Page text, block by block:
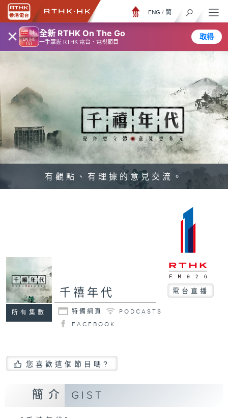
× 全新 RTHK On The Go
一手掌握 RTHK 電台、電視節目
取得
ENG / 簡
有觀點、有理據的意見交流。
所有集數
千禧年代 電台直播
特備網頁
PODCASTS
FACEBOOK
您喜歡這個節目嗎?
簡介 GIST